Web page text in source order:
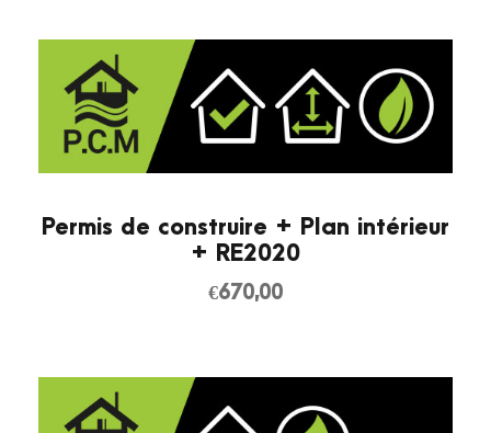
Permis de construire + Plan intérieur
+ RE2020
€670,00